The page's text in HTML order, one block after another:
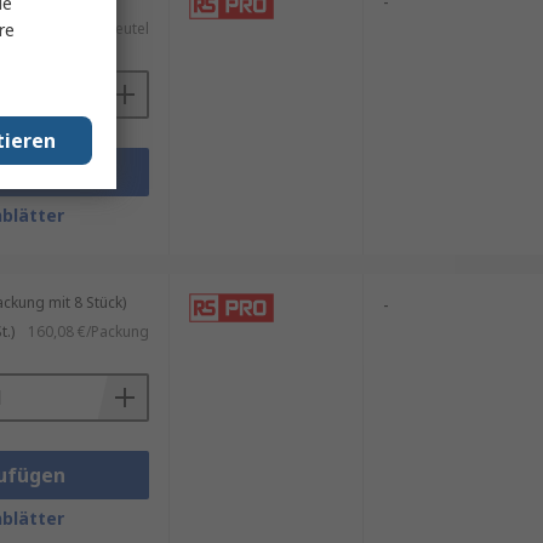
60,66 €/Beutel
mit 8 Stück)
160,08 €/Packung
-